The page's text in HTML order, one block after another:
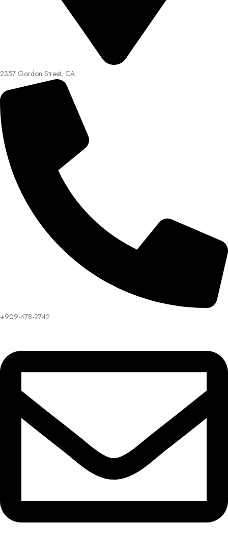
2357 Gordon Street, CA
+909-478-2742